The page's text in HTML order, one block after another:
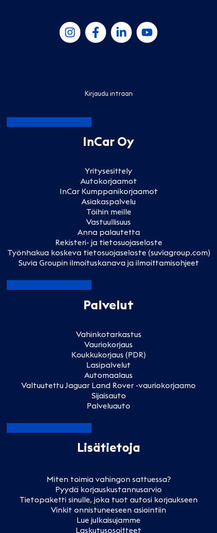
Kirjaudu intraan
InCar Oy
Yritysesittely
Autokorjaamot
InCar Kumppanikorjaamot
Asiakaspalvelu
Töihin meille
Vastuullisuus
Anna palautetta
Rekisteri- ja tietosuojaseloste
Työnhakua koskeva tietosuojaseloste (suviagroup.com)
Suvia Groupin ilmoituskanava ja ilmoittamisohjeet
Palvelut
Vahinkotarkastus
Vauriokorjaus
Koukkukorjaus (PDR)
Lasipalvelut
Automaalaus
Valtuutettu Jaguar Land Rover -vauriokorjaamo
Sijaisauto
Palveluauto
Lisätietoja
Miten toimia vahingon sattuessa?
Pyydä korjauskustannusarvio
Tietopaketti sinulle, joka tuot autosi korjaukseen
Vinkit onnistuneeseen asiointiin
Lue julkaisujamme
Laskutusosoitteet